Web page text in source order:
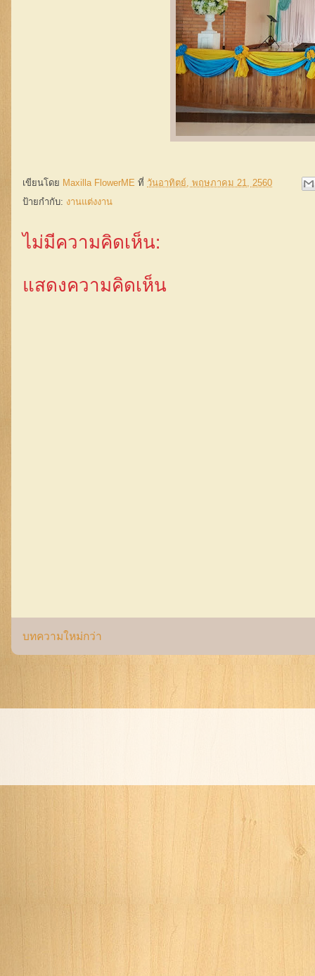
เขียนโดย Maxilla FlowerME ที่ วันอาทิตย์, พฤษภาคม 21, 2560
ป้ายกำกับ: งานแต่งงาน
ไม่มีความคิดเห็น:
แสดงความคิดเห็น
บทความใหม่กว่า